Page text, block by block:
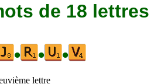
de 18 lettres
• • •
lettre